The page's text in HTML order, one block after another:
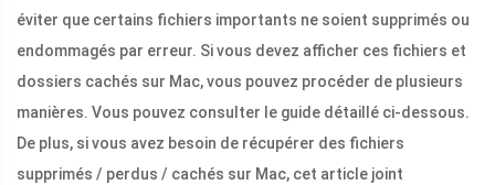
éviter que certains fichiers importants ne soient supprimés ou
endommagés par erreur. Si vous devez afficher ces fichiers et
dossiers cachés sur Mac, vous pouvez procéder de plusieurs
manières. Vous pouvez consulter le guide détaillé ci-dessous.
De plus, si vous avez besoin de récupérer des fichiers
supprimés / perdus / cachés sur Mac, cet article joint